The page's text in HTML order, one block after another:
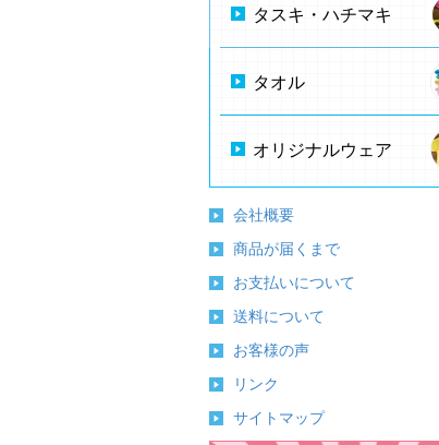
タスキ・ハチマキ
タオル
オリジナルウェア
会社概要
商品が届くまで
お支払いについて
送料について
お客様の声
リンク
サイトマップ